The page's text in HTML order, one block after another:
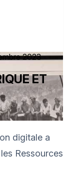
2023
ET
digitale a
Ressources